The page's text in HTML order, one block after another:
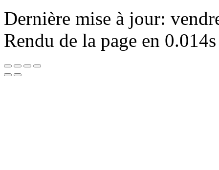
Dernière mise à jour:
Rendu de la page en 0.014s